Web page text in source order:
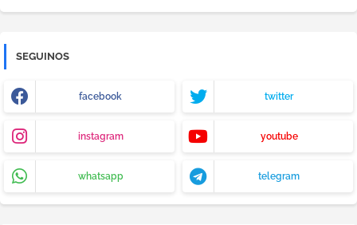
SEGUINOS
facebook twitter
instagram youtube
whatsapp telegram